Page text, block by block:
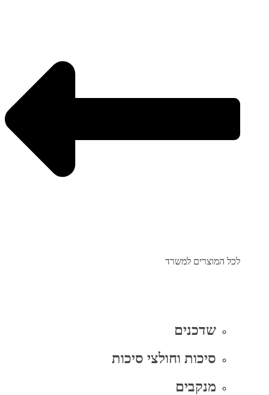
לכל המוצרים למשרד
שדכנים
סיכות וחולצי סיכות
מנקבים